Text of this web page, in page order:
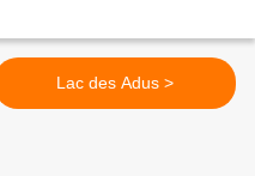
Lac des Adus >